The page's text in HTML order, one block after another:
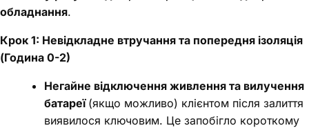
обладнання.
Крок 1: Невідкладне втручання та попередня ізоляція
(Година 0-2)
Негайне відключення живлення та вилучення
батареї (якщо можливо) клієнтом після залиття
виявилося ключовим. Це запобігло короткому